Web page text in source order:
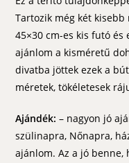
Tartozik még két
45×30 cm-es kis futó és
ajánlom a kisméretű
divatba jöttek ezek a
méretek, tökéletesek
Ajándék:– nagyon jó
szülinapra, Nőnapra,
ajánlom. Az a jó